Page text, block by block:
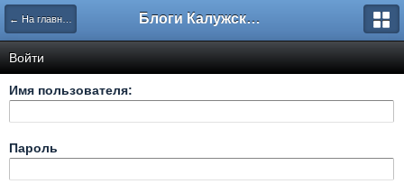
← На главную Блоги Калужского перекрестка
Войти
Имя пользователя:
Пароль